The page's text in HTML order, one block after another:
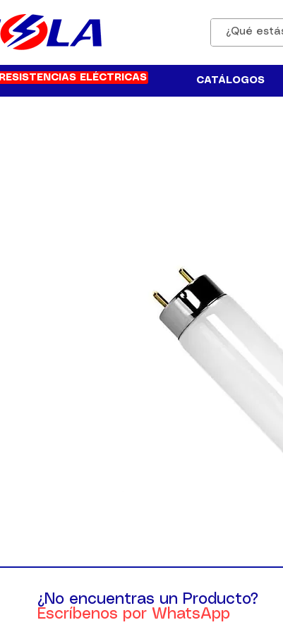
RESISTENCIAS ELÉCTRICAS CATÁLOGOS
¿No encuentras un Producto?
Escríbenos por WhatsApp